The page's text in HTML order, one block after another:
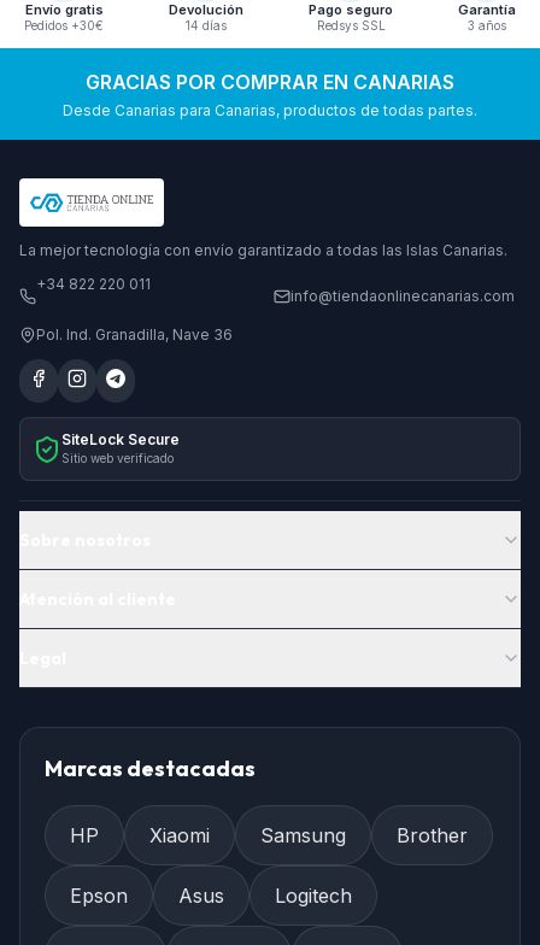
Envío gratis
Pedidos +30€
Devolución
14 días
Pago seguro
Redsys SSL
Garantía
3 años
GRACIAS POR COMPRAR EN CANARIAS
Desde Canarias para Canarias, productos de todas partes.
La mejor tecnología con envío garantizado a todas las Islas Canarias.
+34 822 220 011
info@tiendaonlinecanarias.com
Pol. Ind. Granadilla, Nave 36
SiteLock Secure
Sitio web verificado
Marcas destacadas
HP Xiaomi Samsung Brother
Epson Asus Logitech